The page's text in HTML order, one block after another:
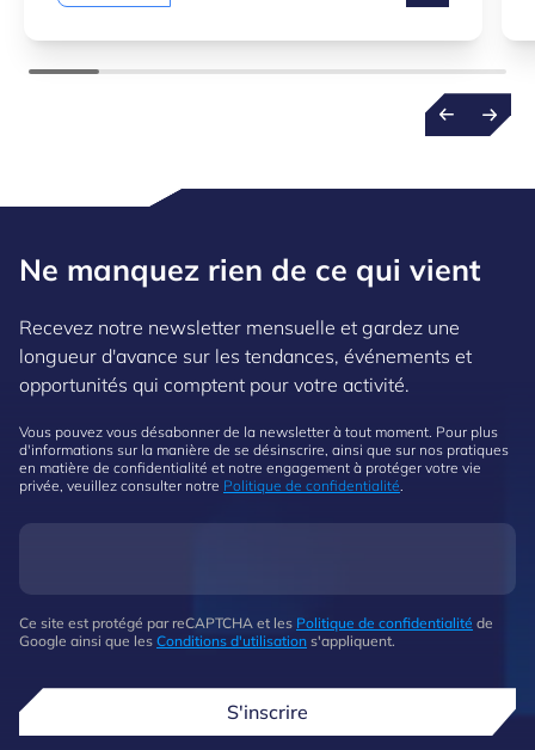
Ne manquez rien de ce qui vient
Recevez notre newsletter mensuelle et gardez une
longueur d'avance sur les tendances, événements et
opportunités qui comptent pour votre activité.
Vous pouvez vous désabonner de la newsletter à tout moment. Pour plus
d'informations sur la manière de se désinscrire, ainsi que sur nos pratiques
en matière de confidentialité et notre engagement à protéger votre vie
privée, veuillez consulter notre Politique de confidentialité.
Ce site est protégé par reCAPTCHA et les Politique de confidentialité de
Google ainsi que les Conditions d'utilisation s'appliquent.
S'inscrire